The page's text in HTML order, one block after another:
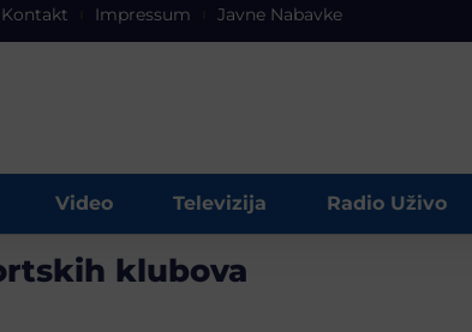
Kontakt Impressum Javne Nabavke
Video Televizija Radio Uživo
klubova